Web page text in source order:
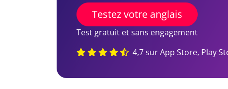
Testez votre anglais
Test gratuit et sans engagement
4,7 sur App Store, Play